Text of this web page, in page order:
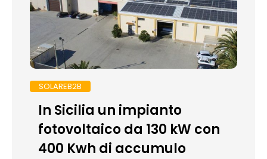
SOLAREB2B
In Sicilia un impianto
fotovoltaico da 130 kW con
400 Kwh di accumulo